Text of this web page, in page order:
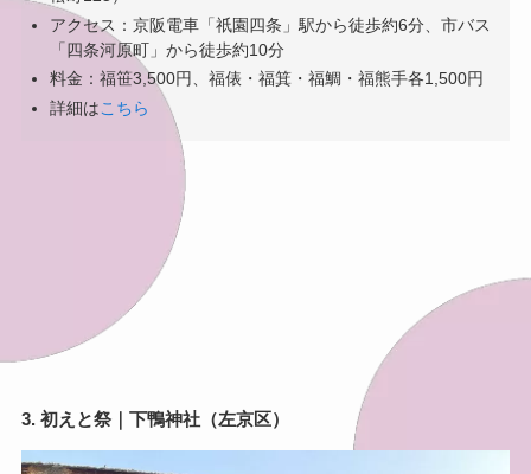
アクセス：京阪電車「祇園四条」駅から徒歩約6分、市バス
「四条河原町」から徒歩約10分
料金：福笹3,500円、福俵・福箕・福鯛・福熊手各1,500円
詳細はこちら
3. 初えと祭｜下鴨神社（左京区）